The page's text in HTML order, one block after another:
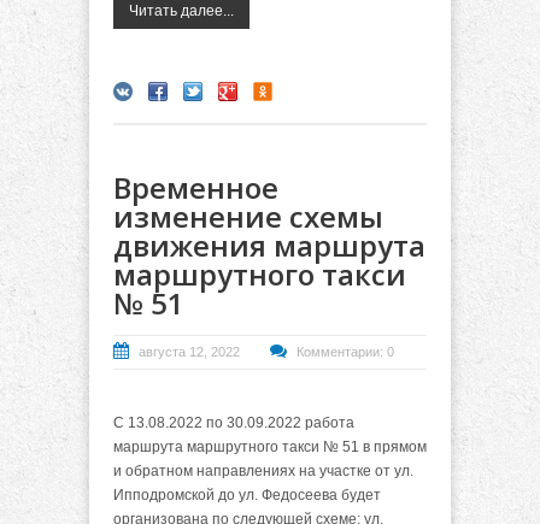
Читать далее...
Временное
изменение схемы
движения маршрута
маршрутного такси
№ 51
августа 12, 2022 Комментарии: 0
С 13.08.2022 по 30.09.2022 работа
маршрута маршрутного такси № 51 в прямом
и обратном направлениях на участке от ул.
Ипподромской до ул. Федосеева будет
организована по следующей схеме: ул.